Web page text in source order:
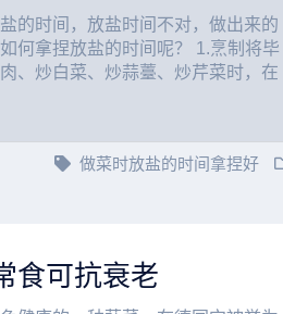
的时间，放盐时间不对，做出来的
何拿捏放盐的时间呢？ 1.烹制将毕
、炒白菜、炒蒜薹、炒芹菜时，在
做菜时放盐的时间拿捏好
食可抗衰老